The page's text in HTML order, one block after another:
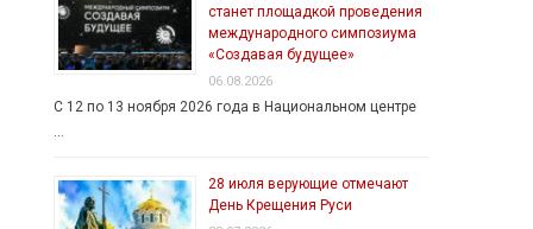
станет площадкой проведения
международного симпозиума
«Создавая будущее»
06.08.2026
С 12 по 13 ноября 2026 года в Национальном центре
28 июля верующие отмечают
День Крещения Руси